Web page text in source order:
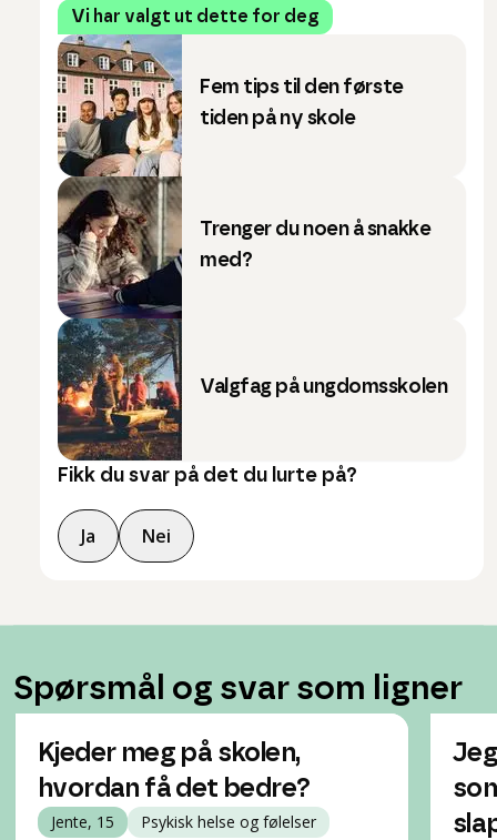
Vi har valgt ut dette for deg
Fem tips til den første
tiden på ny skole
Trenger du noen å snakke
med?
Valgfag på ungdomsskolen
Fikk du svar på det du lurte på?
Ja Nei
Spørsmål og svar som ligner
Kjeder meg på skolen,
hvordan få det bedre?
Jente, 15 Psykisk helse og følelser